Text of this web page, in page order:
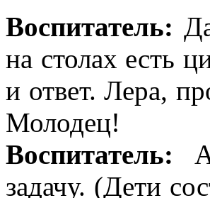
Воспитатель:
на столах есть
и ответ. Лера,
Молодец!
Воспитатель: А
задачу. (Дети